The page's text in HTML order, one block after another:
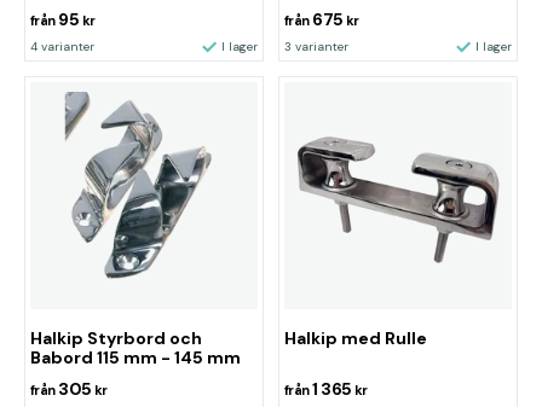
från 95 kr
4 varianter I lager
från 675 kr
3 varianter I lager
Halkip Styrbord och
Babord 115 mm - 145 mm
från 305 kr
Halkip med Rulle
från1 365 kr